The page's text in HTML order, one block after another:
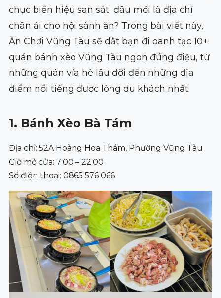
chục biển hiệu san sát, đâu mới là địa chỉ
chân ái cho hội sành ăn? Trong bài viết này,
Ăn Chơi Vũng Tàu sẽ dắt bạn đi oanh tạc 10+
quán bánh xèo Vũng Tàu ngon đúng điệu, từ
những quán vỉa hè lâu đời đến những địa
điểm nổi tiếng được lòng du khách nhất.
1. Bánh Xèo Bà Tám
Địa chỉ: 52A Hoàng Hoa Thám, Phường Vũng Tàu
Giờ mở cửa: 7:00 – 22:00
Số điện thoại: 0865 576 066